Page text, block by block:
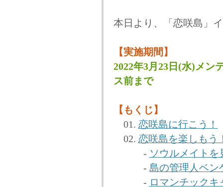
本日より、「恋咲島」
【実施期間】
2022年3月23日(水)メン
ス前まで
【もくじ】
01. 恋咲島に行こう！
02. 恋咲島を楽しもう
- ソウルメイトを
- 島の管理人ベン
- ロマンチック